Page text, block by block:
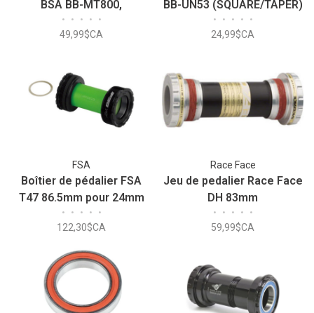
BSA BB-MT800,
Adaptateur Droit & Gauche
• • • • •
49,99$CA
BB-UN53 (SQUARE/TAPER)
68-107
• • • • •
24,99$CA
FSA
Boîtier de pédalier FSA
T47 86.5mm pour 24mm
• • • • •
122,30$CA
Race Face
Jeu de pedalier Race Face
DH 83mm
• • • • •
59,99$CA